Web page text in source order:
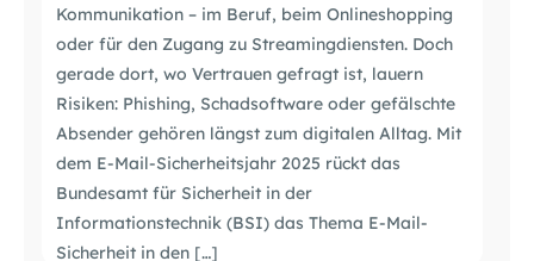
Kommunikation – im Beruf, beim Onlineshopping
oder für den Zugang zu Streamingdiensten. Doch
gerade dort, wo Vertrauen gefragt ist, lauern
Risiken: Phishing, Schadsoftware oder gefälschte
Absender gehören längst zum digitalen Alltag. Mit
dem E-Mail-Sicherheitsjahr 2025 rückt das
Bundesamt für Sicherheit in der
Informationstechnik (BSI) das Thema E-Mail-
Sicherheit in den […]